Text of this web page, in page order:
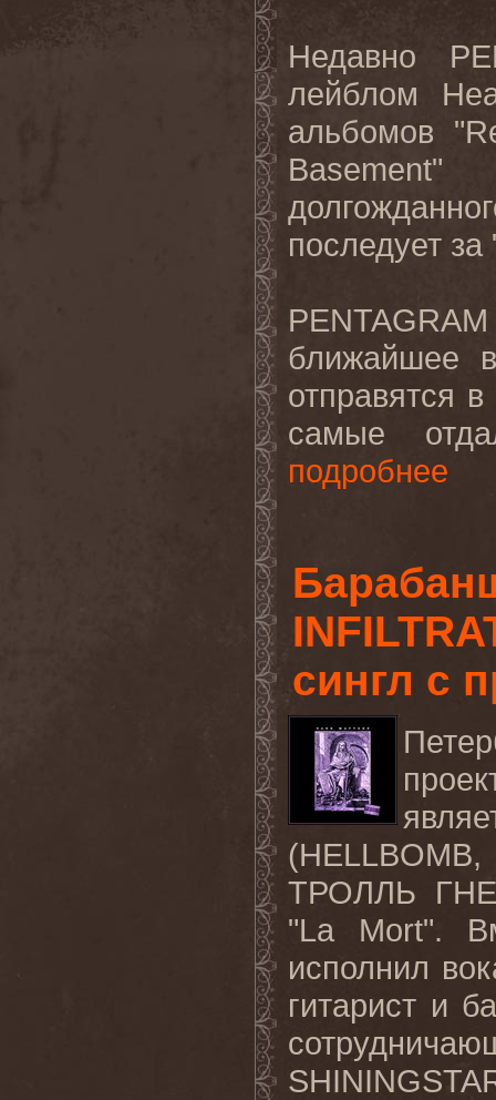
Недавно
лейблом
альбомов "
Basement"
последует за
PENTAGRAM
ближайшее
отправятся
самые
подробнее
сингл с
ТРОЛЛЬ
"La Mort".
исполнил
гитарист и